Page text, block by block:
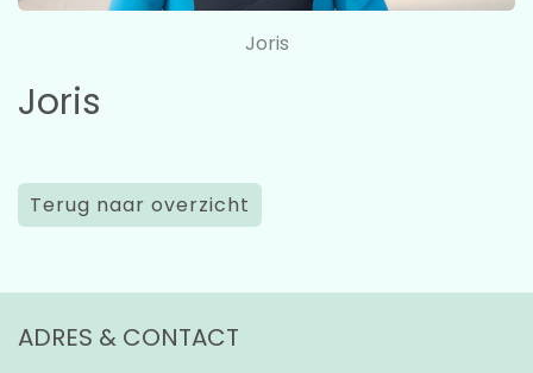
Joris
Joris
Terug naar overzicht
ADRES & CONTACT